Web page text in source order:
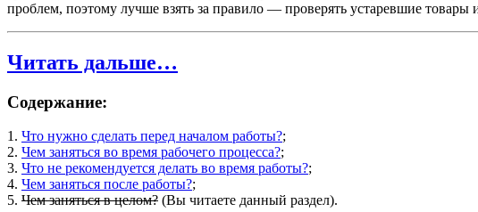
проблем, поэтому лучше взять за правило — проверять устаревшие товары
Читать дальше…
Содержание:
1. Что нужно сделать перед началом работы?;
2. Чем заняться во время рабочего процесса?;
3. Что не рекомендуется делать во время работы?;
4. Чем заняться после работы?;
5. Чем заняться в целом? (Вы читаете данный раздел).